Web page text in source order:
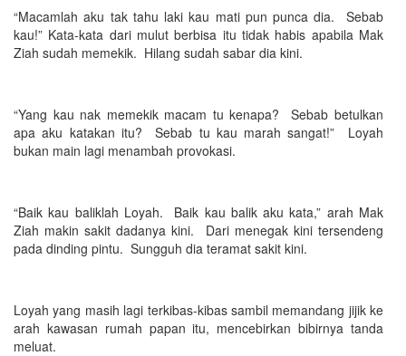
“Macamlah aku tak tahu laki kau mati pun punca dia. Sebab
kau!” Kata-kata dari mulut berbisa itu tidak habis apabila Mak
Ziah sudah memekik. Hilang sudah sabar dia kini.
“Yang kau nak memekik macam tu kenapa? Sebab betulkan
apa aku katakan itu? Sebab tu kau marah sangat!” Loyah
bukan main lagi menambah provokasi.
“Baik kau baliklah Loyah. Baik kau balik aku kata,” arah Mak
Ziah makin sakit dadanya kini. Dari menegak kini tersendeng
pada dinding pintu. Sungguh dia teramat sakit kini.
Loyah yang masih lagi terkibas-kibas sambil memandang jijik ke
arah kawasan rumah papan itu, mencebirkan bibirnya tanda
meluat.